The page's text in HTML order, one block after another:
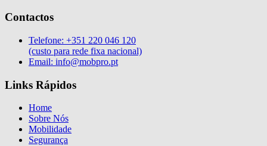
Contactos
Telefone: +351 220 046 120
(custo para rede fixa nacional)
Email: info@mobpro.pt
Links Rápidos
Home
Sobre Nós
Mobilidade
Segurança